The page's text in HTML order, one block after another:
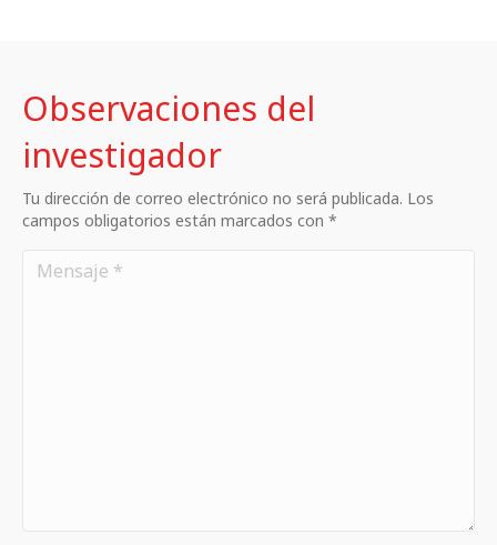
Observaciones del
investigador
Tu dirección de correo electrónico no será publicada. Los
campos obligatorios están marcados con *